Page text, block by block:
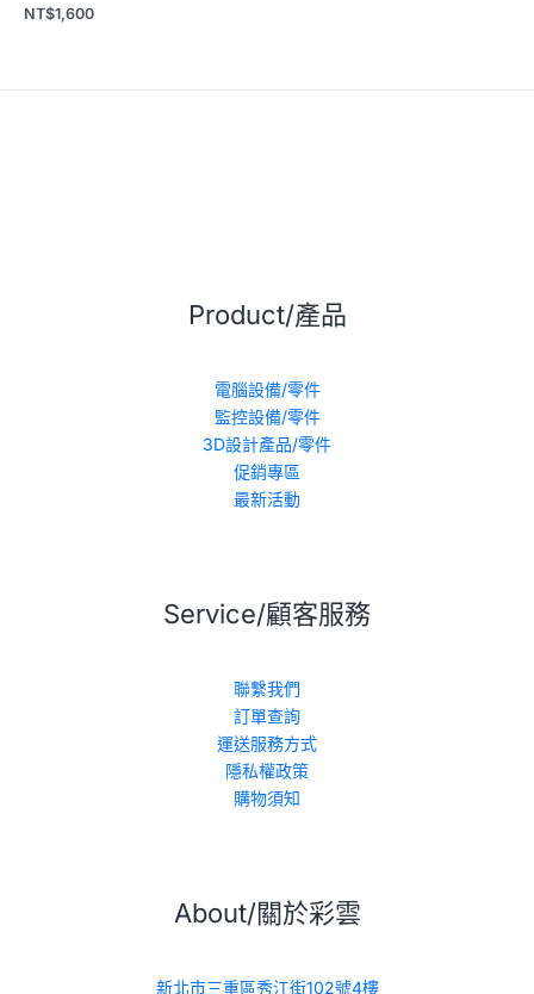
NT$1,600
Product/產品
電腦設備/零件
監控設備/零件
3D設計產品/零件
促銷專區
最新活動
Service/顧客服務
聯繫我們
訂單查詢
運送服務方式
隱私權政策
購物須知
About/關於彩雲
新北市三重區秀江街102號4樓